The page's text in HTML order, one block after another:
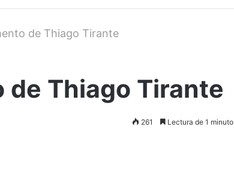
de Thiago Tirante
de Thiago Tirante
261 Lectura de 1 minuto